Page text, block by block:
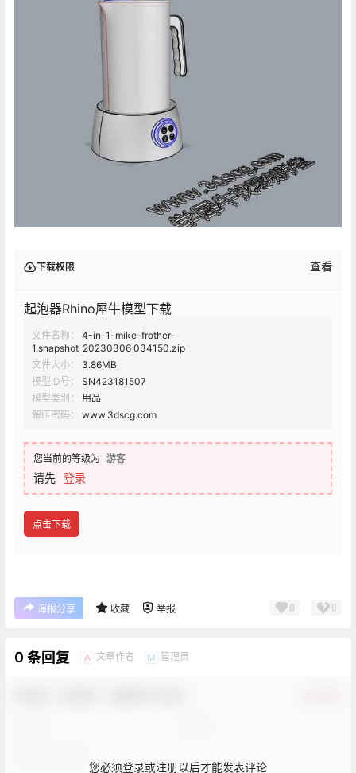
下载权限 查看
起泡器Rhino犀牛模型下载
文件名称：
4-in-1-mike-frother-
1.snapshot_20230306_034150.zip
文件大小：
3.86MB
模型ID号：
SN423181507
模型类别：
用品
解压密码：
www.3dscg.com
您当前的等级为 游客
请先 登录
点击下载
海报分享 收藏 举报 0 0
0 条回复 A 文章作者 M 管理员
您必须登录或注册以后才能发表评论